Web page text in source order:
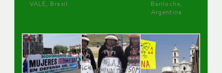
VALE, Brasil
Bariloche,
Argentina